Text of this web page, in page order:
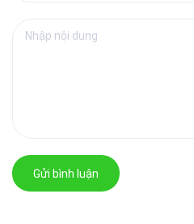
Gửi bình luận